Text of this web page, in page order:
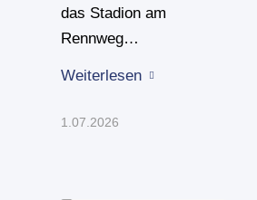
das Stadion am
Rennweg…
Weiterlesen
1.07.2026